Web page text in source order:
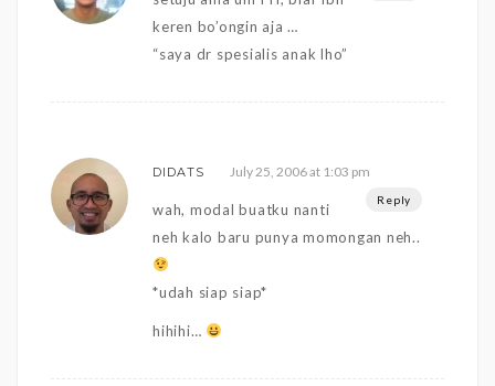
keren bo’ongin aja …
“saya dr spesialis anak lho”
DIDATS July 25, 2006 at 1:03 pm
Reply
wah, modal buatku nanti
neh kalo baru punya momongan neh..
*udah siap siap*
hihihi…